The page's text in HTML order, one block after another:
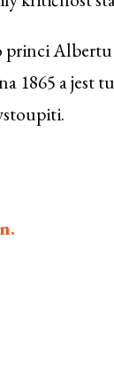
princi
1865 a jest